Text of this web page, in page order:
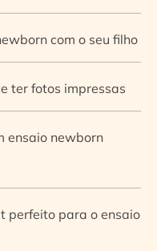
com o seu filho
ter fotos impressas
ensaio newborn
perfeito para o ensaio